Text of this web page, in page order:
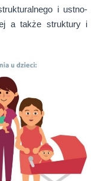
i ustno-
a także struktury i